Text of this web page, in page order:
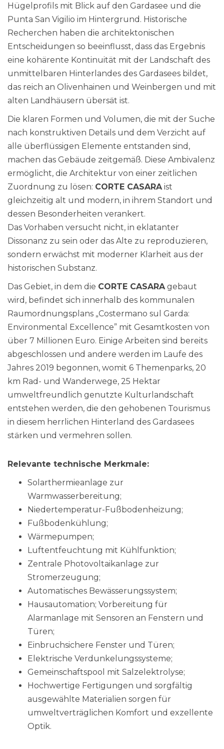
Hügelprofils mit Blick auf den Gardasee und die
Punta San Vigilio im Hintergrund. Historische
Recherchen haben die architektonischen
Entscheidungen so beeinflusst, dass das Ergebnis
eine kohärente Kontinuität mit der Landschaft des
unmittelbaren Hinterlandes des Gardasees bildet,
das reich an Olivenhainen und Weinbergen und mit
alten Landhäusern übersät ist.
Die klaren Formen und Volumen, die mit der Suche
nach konstruktiven Details und dem Verzicht auf
alle überflüssigen Elemente entstanden sind,
machen das Gebäude zeitgemäß. Diese Ambivalenz
ermöglicht, die Architektur von einer zeitlichen
Zuordnung zu lösen: CORTE CASARAist
gleichzeitig alt und modern, in ihrem Standort und
dessen Besonderheiten verankert.
Das Vorhaben versucht nicht, in eklatanter
Dissonanz zu sein oder das Alte zu reproduzieren,
sondern erwächst mit moderner Klarheit aus der
historischen Substanz.
Das Gebiet, in dem die CORTE CASARAgebaut
wird, befindet sich innerhalb des kommunalen
Raumordnungsplans „Costermano sul Garda:
Environmental Excellence” mit Gesamtkosten von
über 7 Millionen Euro. Einige Arbeiten sind bereits
abgeschlossen und andere werden im Laufe des
Jahres 2019 begonnen, womit 6 Themenparks, 20
km Rad- und Wanderwege, 25 Hektar
umweltfreundlich genutzte Kulturlandschaft
entstehen werden, die den gehobenen Tourismus
in diesem herrlichen Hinterland des Gardasees
stärken und vermehren sollen.
Relevante technische Merkmale:
Solarthermieanlage zur
Warmwasserbereitung;
Niedertemperatur-Fußbodenheizung;
Fußbodenkühlung;
Wärmepumpen;
Luftentfeuchtung mit Kühlfunktion;
Zentrale Photovoltaikanlage zur
Stromerzeugung;
Automatisches Bewässerungssystem;
Hausautomation; Vorbereitung für
Alarmanlage mit Sensoren an Fenstern und
Türen;
Einbruchsichere Fenster und Türen;
Elektrische Verdunkelungssysteme;
Gemeinschaftspool mit Salzelektrolyse;
Hochwertige Fertigungen und sorgfältig
ausgewählte Materialien sorgen für
umweltverträglichen Komfort und exzellente
Optik.